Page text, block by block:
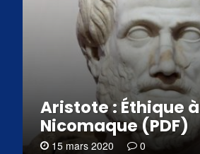
Aristote : Éthique à
Nicomaque (PDF)
15 mars 2020 0